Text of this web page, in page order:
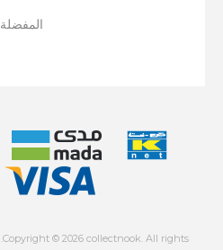
المفضلة
.Copyright © 2026 collectnook. All rights